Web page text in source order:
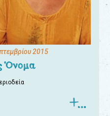
2015
Όνομα